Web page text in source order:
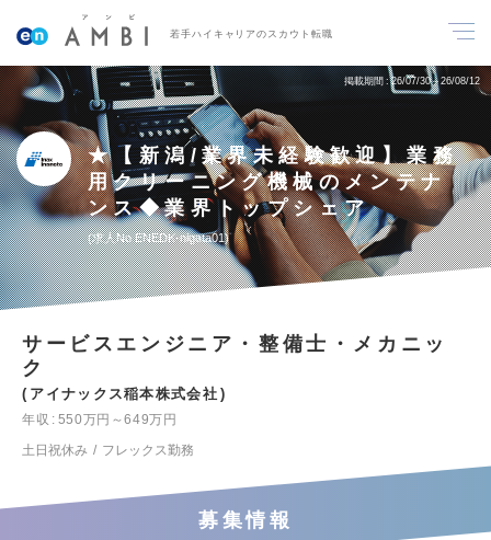
若手ハイキャリアのスカウト転職
掲載期間 26/07/30～26/08/12
★【新潟/業界未経験歓迎】業務
用クリーニング機械のメンテナ
ンス◆業界トップシェア
求人No.ENEDK-nigata01
サービスエンジニア・整備士・メカニッ
ク
アイナックス稲本株式会社
年収
550万円～649万円
土日祝休み
フレックス勤務
募集情報